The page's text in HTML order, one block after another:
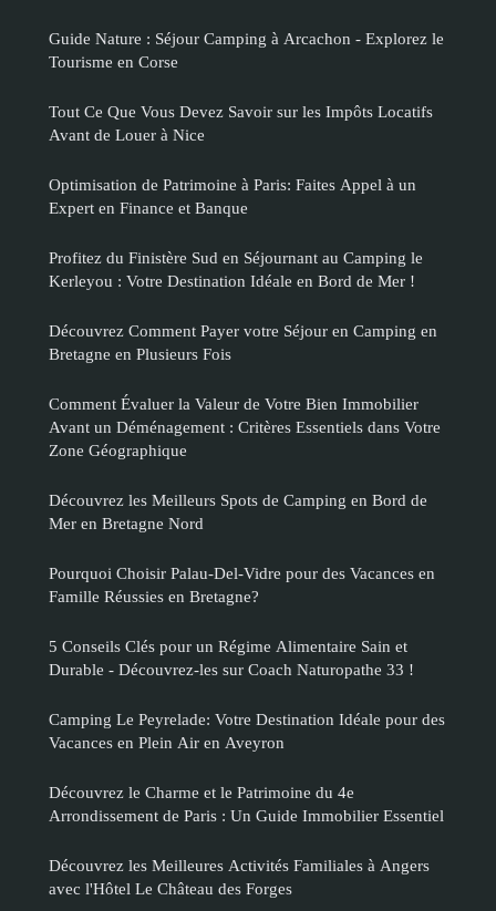
Guide Nature : Séjour Camping à Arcachon - Explorez le
Tourisme en Corse
Tout Ce Que Vous Devez Savoir sur les Impôts Locatifs
Avant de Louer à Nice
Optimisation de Patrimoine à Paris: Faites Appel à un
Expert en Finance et Banque
Profitez du Finistère Sud en Séjournant au Camping le
Kerleyou : Votre Destination Idéale en Bord de Mer !
Découvrez Comment Payer votre Séjour en Camping en
Bretagne en Plusieurs Fois
Comment Évaluer la Valeur de Votre Bien Immobilier
Avant un Déménagement : Critères Essentiels dans Votre
Zone Géographique
Découvrez les Meilleurs Spots de Camping en Bord de
Mer en Bretagne Nord
Pourquoi Choisir Palau-Del-Vidre pour des Vacances en
Famille Réussies en Bretagne?
5 Conseils Clés pour un Régime Alimentaire Sain et
Durable - Découvrez-les sur Coach Naturopathe 33 !
Camping Le Peyrelade: Votre Destination Idéale pour des
Vacances en Plein Air en Aveyron
Découvrez le Charme et le Patrimoine du 4e
Arrondissement de Paris : Un Guide Immobilier Essentiel
Découvrez les Meilleures Activités Familiales à Angers
avec l'Hôtel Le Château des Forges